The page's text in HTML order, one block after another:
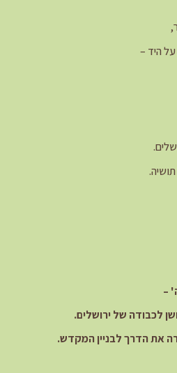
היד –
–
לכבודה של ירושלים.
את הדרך לבניין המקדש.